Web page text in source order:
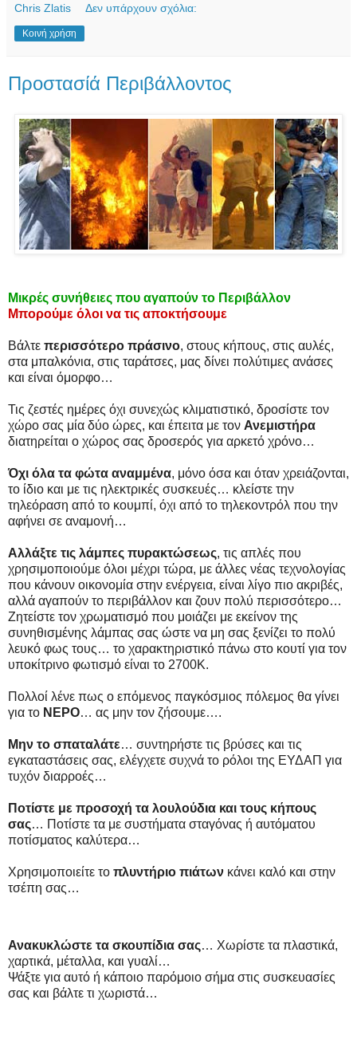
Chris Zlatis Δεν υπάρχουν σχόλια:
Κοινή χρήση
Προστασίά Περιβάλλοντος
Μικρές συνήθειες που αγαπούν το Περιβάλλον
Μπορούμε όλοι να τις αποκτήσουμε
Βάλτε περισσότερο πράσινο, στους κήπους, στις αυλές,
στα μπαλκόνια, στις ταράτσες, μας δίνει πολύτιμες ανάσες
και είναι όμορφο…
Τις ζεστές ημέρες όχι συνεχώς κλιματιστικό, δροσίστε τον
χώρο σας μία δύο ώρες, και έπειτα με τον Ανεμιστήρα
διατηρείται ο χώρος σας δροσερός για αρκετό χρόνο…
Όχι όλα τα φώτα αναμμένα, μόνο όσα και όταν χρειάζονται,
το ίδιο και με τις ηλεκτρικές συσκευές… κλείστε την
τηλεόραση από το κουμπί, όχι από το τηλεκοντρόλ που την
αφήνει σε αναμονή…
Αλλάξτε τις λάμπες πυρακτώσεως, τις απλές που
χρησιμοποιούμε όλοι μέχρι τώρα, με άλλες νέας τεχνολογίας
που κάνουν οικονομία στην ενέργεια, είναι λίγο πιο ακριβές,
αλλά αγαπούν το περιβάλλον και ζουν πολύ περισσότερο…
Ζητείστε τον χρωματισμό που μοιάζει με εκείνον της
συνηθισμένης λάμπας σας ώστε να μη σας ξενίζει το πολύ
λευκό φως τους… το χαρακτηριστικό πάνω στο κουτί για τον
υποκίτρινο φωτισμό είναι το 2700Κ.
Πολλοί λένε πως ο επόμενος παγκόσμιος πόλεμος θα γίνει
για το ΝΕΡΟ… ας μην τον ζήσουμε….
Μην το σπαταλάτε… συντηρήστε τις βρύσες και τις
εγκαταστάσεις σας, ελέγχετε συχνά το ρόλοι της ΕΥΔΑΠ για
τυχόν διαρροές…
Ποτίστε με προσοχή τα λουλούδια και τους κήπους
σας… Ποτίστε τα με συστήματα σταγόνας ή αυτόματου
ποτίσματος καλύτερα…
Xρησιμοποιείτε το πλυντήριο πιάτων κάνει καλό και στην
τσέπη σας…
Ανακυκλώστε τα σκουπίδια σας… Χωρίστε τα πλαστικά,
χαρτικά, μέταλλα, και γυαλί…
Ψάξτε για αυτό ή κάποιο παρόμοιο σήμα στις συσκευασίες
σας και βάλτε τι χωριστά…